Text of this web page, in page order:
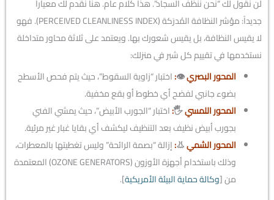
لن نقول لك “نحن ننظف السجاد”. هذا كلام عام. هنا نقدم لك معياراً
جديداً: مؤشر النظافة المُدرَكة (PERCEIVED CLEANLINESS INDEX). فهو
لا يقيس النظافة، بل يقيس شعورك بها. ويعتمد على ثلاثة محاور متداخلة
نستخدمها في تقييم كل شبر في منزلك:
المحور البصري👁️
:اختبار “زاوية السقوط”، حيث يتم فحص الأسطح
بضوء جانبي لفضح أي خطوط أو بقع مخفية.
المحور اللمسي🖐️
:اختبار “الجورب الأبيض”، حيث يمشي الفني
بجورب أبيض نظيف بعد التنظيف ليكشف أي بقايا غبار غير مرئية.
المحور الشمي👃
:إزالة “بصمة الرائحة” وليس تغطيتها بالمعطرات،
وذلك باستخدام أجهزة الأوزون (OZONE GENERATORS) المعتمدة
من [وكالة حماية البيئة الأمريكية].